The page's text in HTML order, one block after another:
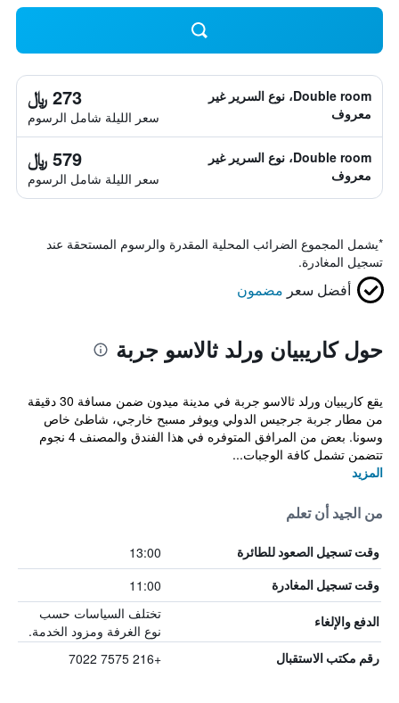
Double room، نوع السرير غير
معروف
273 ﷼
سعر الليلة شامل الرسوم
Double room، نوع السرير غير
معروف
579 ﷼
سعر الليلة شامل الرسوم
*يشمل المجموع الضرائب المحلية المقدرة والرسوم المستحقة عند
تسجيل المغادرة.
أفضل سعر مضمون
حول كاريبيان ورلد ثالاسو جربة
يقع كاريبيان ورلد ثالاسو جربة في مدينة ميدون ضمن مسافة 30 دقيقة
من مطار جربة جرجيس الدولي ويوفر مسبح خارجي، شاطئ خاص
وسونا. بعض من المرافق المتوفره في هذا الفندق والمصنف 4 نجوم
تتضمن تشمل كافة الوجبات...
المزيد
من الجيد أن تعلم
وقت تسجيل الصعود للطائرة 13:00
وقت تسجيل المغادرة 11:00
الدفع والإلغاء
تختلف السياسات حسب
نوع الغرفة ومزود الخدمة.
رقم مكتب الاستقبال +216 7575 7022